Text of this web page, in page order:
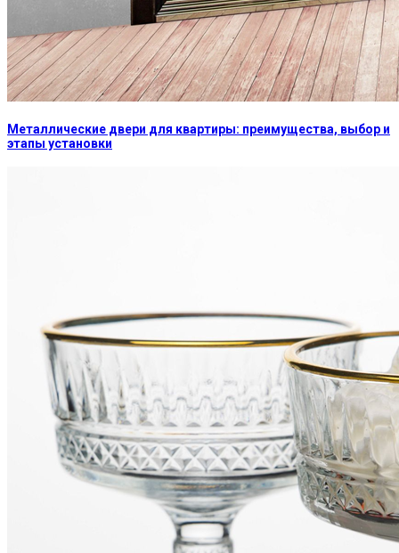
Металлические двери для квартиры: преимущества, выбор и
этапы установки